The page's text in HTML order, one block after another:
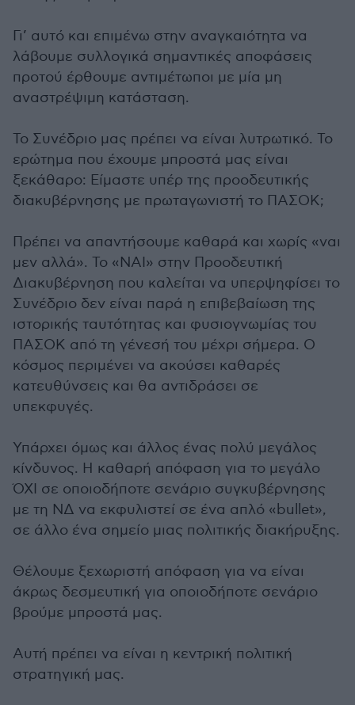
Γι’ αυτό και επιμένω στην αναγκαιότητα να
λάβουμε συλλογικά σημαντικές αποφάσεις
προτού έρθουμε αντιμέτωποι με μία μη
αναστρέψιμη κατάσταση.
Το Συνέδριο μας πρέπει να είναι λυτρωτικό. Το
ερώτημα που έχουμε μπροστά μας είναι
ξεκάθαρο: Είμαστε υπέρ της προοδευτικής
διακυβέρνησης με πρωταγωνιστή το ΠΑΣΟΚ;
Πρέπει να απαντήσουμε καθαρά και χωρίς «ναι
μεν αλλά». Το «ΝΑΙ» στην Προοδευτική
Διακυβέρνηση που καλείται να υπερψηφίσει το
Συνέδριο δεν είναι παρά η επιβεβαίωση της
ιστορικής ταυτότητας και φυσιογνωμίας του
ΠΑΣΟΚ από τη γένεσή του μέχρι σήμερα. Ο
κόσμος περιμένει να ακούσει καθαρές
κατευθύνσεις και θα αντιδράσει σε
υπεκφυγές.
Υπάρχει όμως και άλλος ένας πολύ μεγάλος
κίνδυνος. Η καθαρή απόφαση για το μεγάλο
ΌΧΙ σε οποιοδήποτε σενάριο συγκυβέρνησης
με τη ΝΔ να εκφυλιστεί σε ένα απλό «bullet»,
σε άλλο ένα σημείο μιας πολιτικής διακήρυξης.
Θέλουμε ξεχωριστή απόφαση για να είναι
άκρως δεσμευτική για οποιοδήποτε σενάριο
βρούμε μπροστά μας.
Αυτή πρέπει να είναι η κεντρική πολιτική
στρατηγική μας.